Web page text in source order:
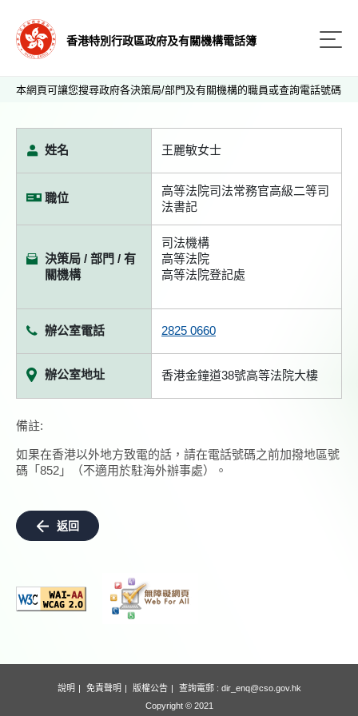
香港特別行政區政府及有關機構電話簿
本網頁可讓您搜尋政府各決策局/部門及有關機構的職員或查詢電話號碼
姓名 王麗敏女士
職位
高等法院司法常務官高級二等司
法書記
決策局 / 部門 / 有
關機構
司法機構
高等法院
高等法院登記處
辦公室電話 2825 0660
辦公室地址 香港金鐘道38號高等法院大樓
備註:
如果在香港以外地方致電的話，請在電話號碼之前加撥地區號
碼「852」（不適用於駐海外辦事處）。
返回
說明 免責聲明 版權公告 查詢電郵 : dir_enq@cso.gov.hk
Copyright © 2021